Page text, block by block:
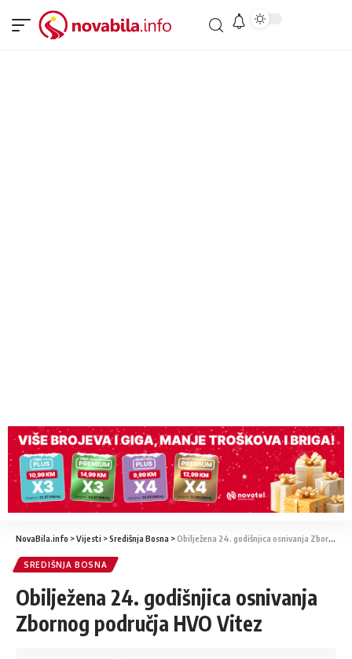
NovaBila.info >Vijesti >Središnja Bosna >Obilježena 24. godišnjica osnivanja Zbornog područja HVO Vitez
SREDIŠNJA BOSNA
Obilježena 24. godišnjica osnivanja
Zbornog područja HVO Vitez